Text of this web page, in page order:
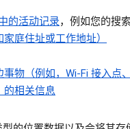
的活动记录，例如您的搜
庭住址或工作地址）
事物（例如，Wi-Fi 接入点
的相关信息